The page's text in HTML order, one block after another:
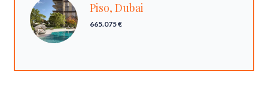
Piso, Dubai
665.075 €